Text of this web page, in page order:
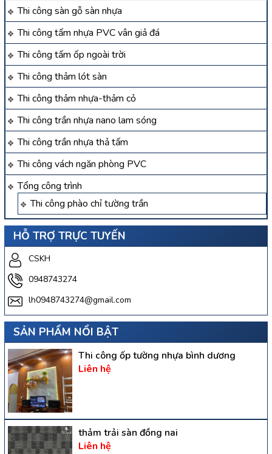
Thi công sàn gỗ sàn nhựa
Thi công tấm nhựa PVC vân giả đá
Thi công tấm ốp ngoài trời
Thi công thảm lót sàn
Thi công thảm nhựa-thảm cỏ
Thi công trần nhựa nano lam sóng
Thi công trần nhựa thả tấm
Thi công vách ngăn phòng PVC
Tổng công trình
Thi công phào chỉ tường trần
HỖ TRỢ TRỰC TUYẾN
CSKH
0948743274
lh0948743274@gmail.com
SẢN PHẨM NỔI BẬT
Thi công ốp tường nhựa bình dương
Liên hệ
thảm trải sàn đồng nai
Liên hệ